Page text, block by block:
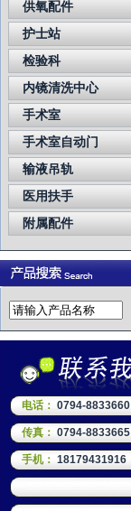
供氧配件
护士站
检验科
内镜清洗中心
手术室
手术室自动门
输液吊轨
医用扶手
附属配件
电话： 0794-8833660
传真： 0794-8833665
手机： 18179431916